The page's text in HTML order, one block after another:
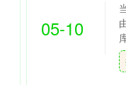
05-10